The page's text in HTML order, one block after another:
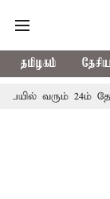
தமிழகம்
24ம் தேதி